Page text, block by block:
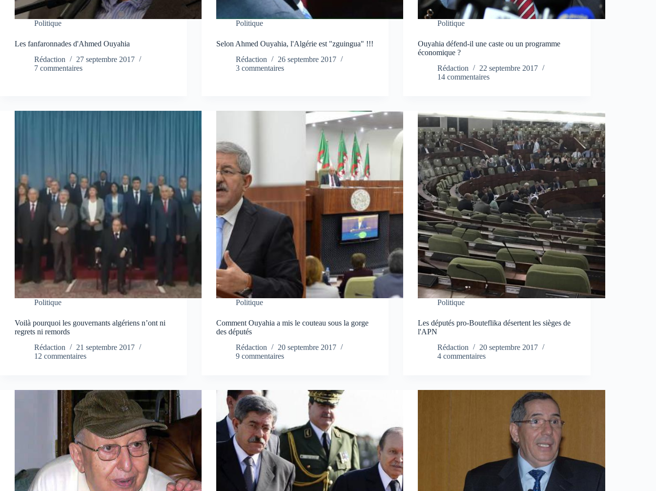
Politique
Les fanfaronnades d'Ahmed Ouyahia
Rédaction
27 septembre 2017
7 commentaires
Politique
Selon Ahmed Ouyahia, l'Algérie est "zguingua" !!!
Rédaction
26 septembre 2017
3 commentaires
Politique
Ouyahia défend-il une caste ou un programme
économique ?
Rédaction
22 septembre 2017
14 commentaires
Politique
Voilà pourquoi les gouvernants algériens n’ont ni
regrets ni remords
Rédaction
21 septembre 2017
12 commentaires
Politique
Comment Ouyahia a mis le couteau sous la gorge
des députés
Rédaction
20 septembre 2017
9 commentaires
Politique
Les députés pro-Bouteflika désertent les sièges de
l'APN
Rédaction
20 septembre 2017
4 commentaires